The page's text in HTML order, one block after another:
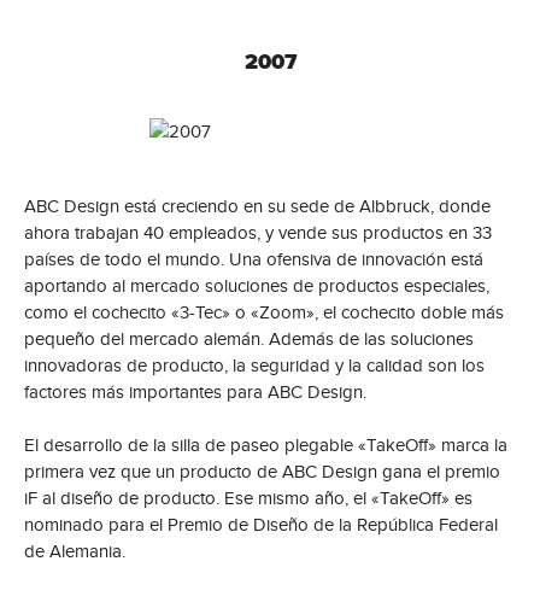
2007
ABC Design está creciendo en su sede de Albbruck, donde
ahora trabajan 40 empleados, y vende sus productos en 33
países de todo el mundo. Una ofensiva de innovación está
aportando al mercado soluciones de productos especiales,
como el cochecito «3-Tec» o «Zoom», el cochecito doble más
pequeño del mercado alemán. Además de las soluciones
innovadoras de producto, la seguridad y la calidad son los
factores más importantes para ABC Design.
El desarrollo de la silla de paseo plegable «TakeOff» marca la
primera vez que un producto de ABC Design gana el premio
iF al diseño de producto. Ese mismo año, el «TakeOff» es
nominado para el Premio de Diseño de la República Federal
de Alemania.